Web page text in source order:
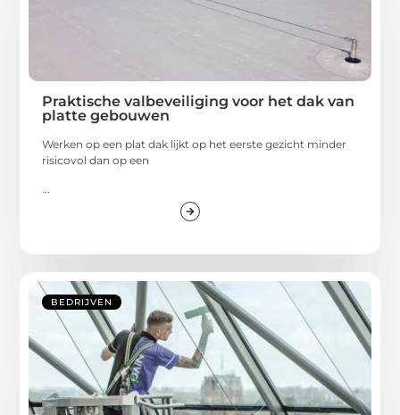
Praktische valbeveiliging voor het dak van
platte gebouwen
Werken op een plat dak lijkt op het eerste gezicht minder
risicovol dan op een
...
BEDRIJVEN